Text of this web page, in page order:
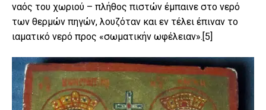
ναός του χωριού – πλήθος πιστών έμπαινε στο νερό
των θερμών πηγών, λουζόταν και εν τέλει έπιναν το
ιαματικό νερό προς «σωματικήν ωφέλειαν».[5]